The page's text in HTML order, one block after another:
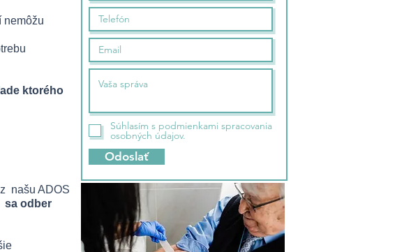
Súhlasím s podmienkami spracovania
osobných údajov.
Odoslať
nemôžu
ktorého
našu ADOS
sa odber